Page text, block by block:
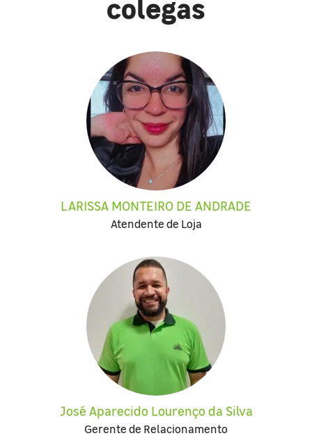
LARISSA MONTEIRO DE ANDRADE
Atendente de Loja
José Aparecido Lourenço da Silva
Gerente de Relacionamento